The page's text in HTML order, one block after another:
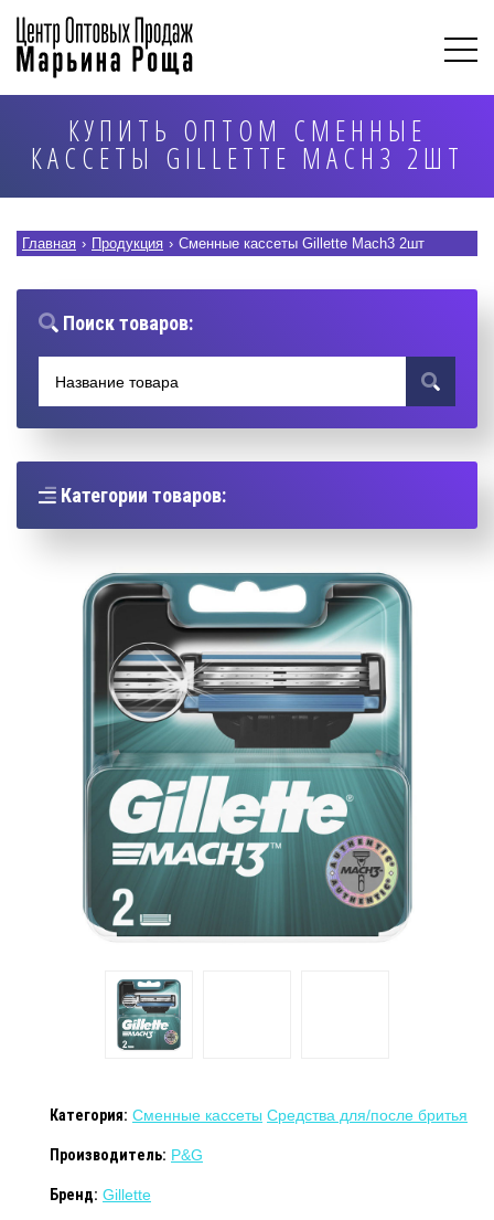
КУПИТЬ ОПТОМ СМЕННЫЕ
КАССЕТЫ GILLETTE MACH3 2ШТ
Главная › Продукция › Сменные кассеты Gillette Mach3 2шт
Поиск товаров:
Категории товаров:
Категория: Сменные кассеты Средства для/после бритья
Производитель: P&G
Бренд: Gillette